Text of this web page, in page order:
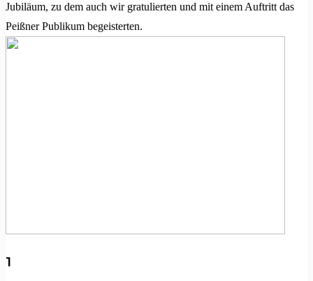
Jubiläum, zu dem auch wir gratulierten und mit einem Auftritt das
Peißner Publikum begeisterten.
1